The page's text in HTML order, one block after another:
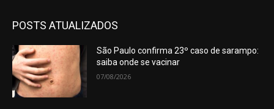
POSTS ATUALIZADOS
São Paulo confirma 23º caso de sarampo:
saiba onde se vacinar
07/08/2026